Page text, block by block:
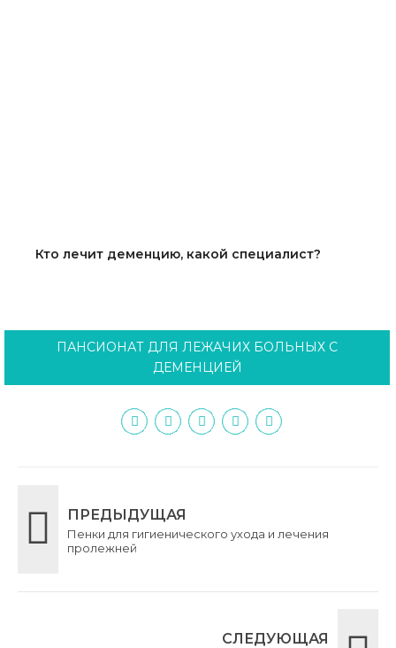
Кто лечит деменцию, какой специалист?
ПАНСИОНАТ ДЛЯ ЛЕЖАЧИХ БОЛЬНЫХ С
ДЕМЕНЦИЕЙ
ПРЕДЫДУЩАЯ
Пенки для гигиенического ухода и лечения
пролежней
СЛЕДУЮЩАЯ